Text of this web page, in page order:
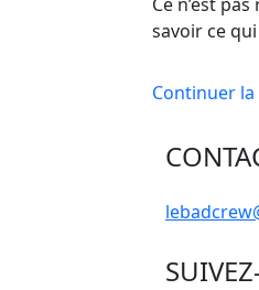
savoir ce qui
Continuer